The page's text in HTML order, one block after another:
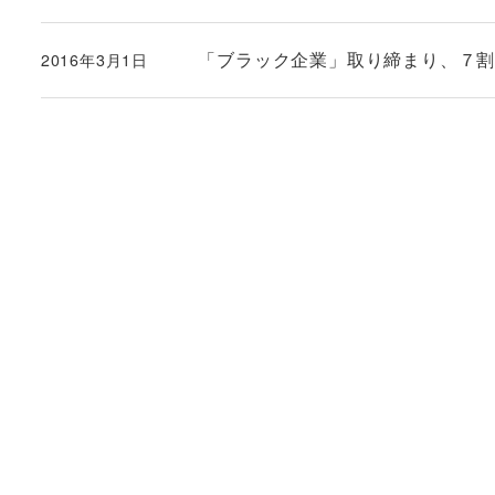
「ブラック企業」取り締まり、７
投稿日
2016年3月1日